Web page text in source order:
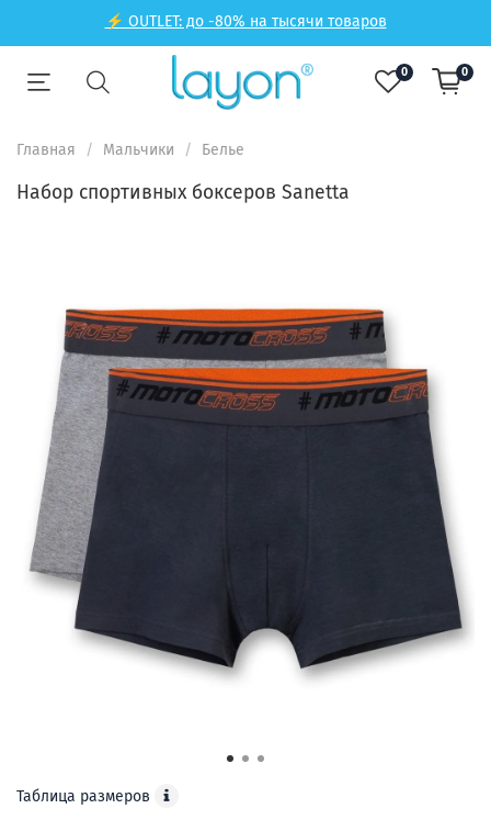
⚡ OUTLET: до -80% на тысячи товаров
0 0
Главная Мальчики Белье
Набор спортивных боксеров Sanetta
Таблица размеров